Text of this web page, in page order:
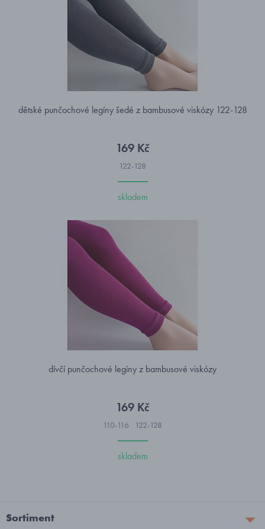
dětské punčochové legíny šedé z bambusové viskózy 122-128
169 Kč
122-128
skladem
dívčí punčochové legíny z bambusové viskózy
169 Kč
110-116 122-128
skladem
Sortiment